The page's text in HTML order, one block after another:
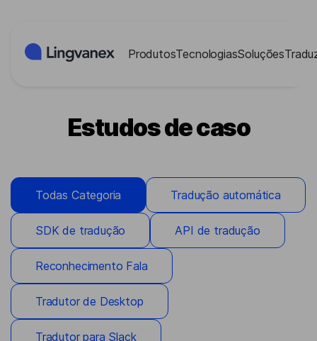
ProdutosTecnologiasSoluções
Estudos de caso
Todas Categoria Tradução automática
SDK de tradução API de tradução
Reconhecimento Fala
Tradutor de Desktop
Tradutor para Slack